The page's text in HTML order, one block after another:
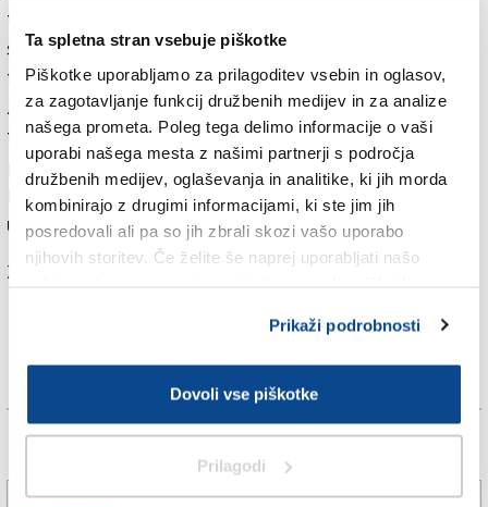
Ta spletna stran vsebuje piškotke
Piškotke uporabljamo za prilagoditev vsebin in oglasov,
za zagotavljanje funkcij družbenih medijev in za analize
našega prometa. Poleg tega delimo informacije o vaši
uporabi našega mesta z našimi partnerji s področja
družbenih medijev, oglaševanja in analitike, ki jih morda
kombinirajo z drugimi informacijami, ki ste jim jih
posredovali ali pa so jih zbrali skozi vašo uporabo
njihovih storitev. Če želite še naprej uporabljati našo
Prikaži podrobnosti
Dovoli vse piškotke
Prilagodi
trenutno zelo ugodna. Enologi napovedujejo lepe,
sočne, sadne in elegantne malvazije, refoški pa so že
trenutno dobro obarvani. Pričakujejo, da bodo slednji
zopet pokazali tisti svoj pravi karakter in navduševali
tako s svojo barvo, sadnostjo, svežino ter tudi tisto
polnostjo, ki jo lahko pokaže le refošk.
Letošnja novost v ponudbi kleti Vinakoper je tudi
ustekleničen mošt.
Za branje in pisanje komentarjevje potrebna prijava